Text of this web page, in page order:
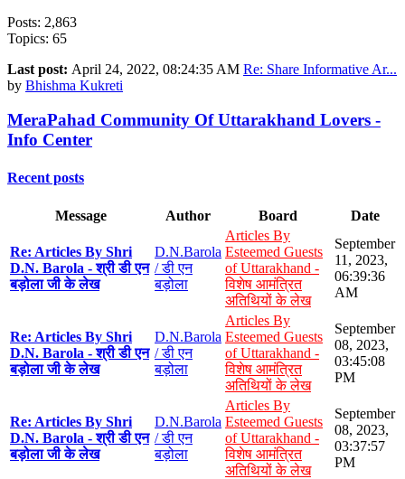
Posts: 2,863
Topics: 65
Last post: April 24, 2022, 08:24:35 AM Re: Share Informative Ar...
by Bhishma Kukreti
MeraPahad Community Of Uttarakhand Lovers -
Info Center
Recent posts
Message Author Board Date
Re: Articles By Shri
D.N. Barola - श्री डी एन
बड़ोला जी के लेख
D.N.Barola
/ डी एन
बड़ोला
Articles By
Esteemed Guests
of Uttarakhand -
विशेष आमंत्रित
अतिथियों के लेख
September
11, 2023,
06:39:36
AM
Re: Articles By Shri
D.N. Barola - श्री डी एन
बड़ोला जी के लेख
D.N.Barola
/ डी एन
बड़ोला
Articles By
Esteemed Guests
of Uttarakhand -
विशेष आमंत्रित
अतिथियों के लेख
September
08, 2023,
03:45:08
PM
Re: Articles By Shri
D.N. Barola - श्री डी एन
बड़ोला जी के लेख
D.N.Barola
/ डी एन
बड़ोला
Articles By
Esteemed Guests
of Uttarakhand -
विशेष आमंत्रित
अतिथियों के लेख
September
08, 2023,
03:37:57
PM